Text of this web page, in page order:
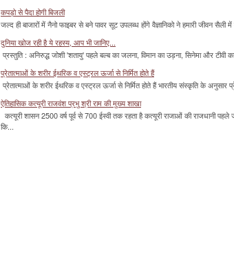
कपड़ो से पैदा होगी बिजली
जल्द ही बाजारों में नैनो फाइबर से बने पावर सूट उपलब्ध होंगे वैज्ञानिको ने हमारी जीवन सैली
दुनिया खोज रही है ये रहस्य, आप भी जानिए...
प्रस्तुति : अनिरुद्ध जोशी 'शतायु' पहले बल्ब का जलना, विमान का उड़ना, सिनेमा और
प्रेतात्माओं के शरीर ईथरिक व एस्ट्रल ऊर्जा से निर्मित होते हैं
प्रेतात्माओं के शरीर ईथरिक व एस्ट्रल ऊर्जा से निर्मित होते हैं भारतीय संस्कृति के
ऐतिहासिक कत्यूरी राजवंश प्रभु श्री राम की मुख्य शाखा
कत्यूरी शासन 2500 वर्ष पूर्व से 700 ईस्वी तक रहता है कत्यूरी राजाओं की राजधानी
कि...